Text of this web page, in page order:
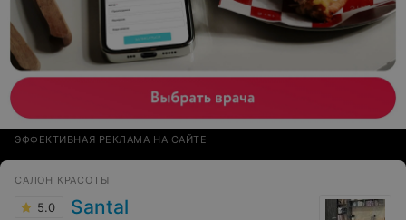
ЭФФЕКТИВНАЯ РЕКЛАМА НА САЙТЕ
САЛОН КРАСОТЫ
5.0 Santal